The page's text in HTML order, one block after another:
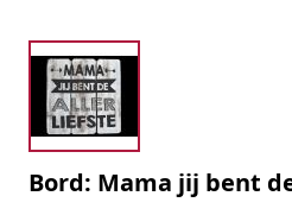
Bord: Mama jij bent